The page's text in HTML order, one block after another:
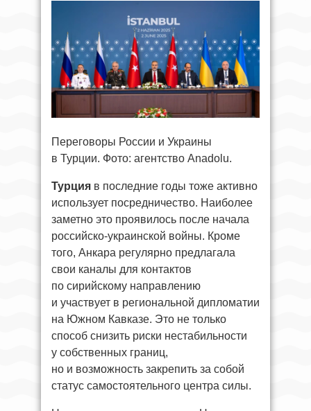
Переговоры России и Украины
в Турции. Фото: агентство Anadolu.
Турция в последние годы тоже активно
использует посредничество. Наиболее
заметно это проявилось после начала
российско-украинской войны. Кроме
того, Анкара регулярно предлагала
свои каналы для контактов
по сирийскому направлению
и участвует в региональной дипломатии
на Южном Кавказе. Это не только
способ снизить риски нестабильности
у собственных границ,
но и возможность закрепить за собой
статус самостоятельного центра силы.